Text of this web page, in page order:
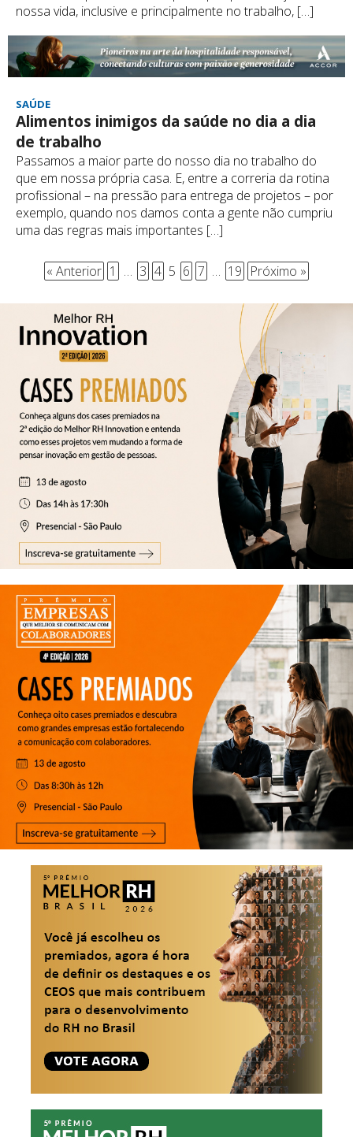
nossa vida, inclusive e principalmente no trabalho, […]
SAÚDE
Alimentos inimigos da saúde no dia a dia
de trabalho
Passamos a maior parte do nosso dia no trabalho do
que em nossa própria casa. E, entre a correria da rotina
profissional – na pressão para entrega de projetos – por
exemplo, quando nos damos conta a gente não cumpriu
uma das regras mais importantes […]
« Anterior 1 … 3 4 5 6 7 … 19 Próximo »